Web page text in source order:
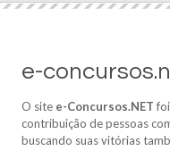
e-
O site e-Concursos.NET
contribuição de pessoas
buscando suas vitórias